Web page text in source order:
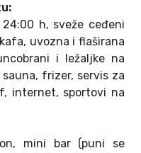
h, sveže ceđeni
uvozna i flaširana
i ležaljke na
frizer, servis za
internet, sportovi na
mini bar (puni se